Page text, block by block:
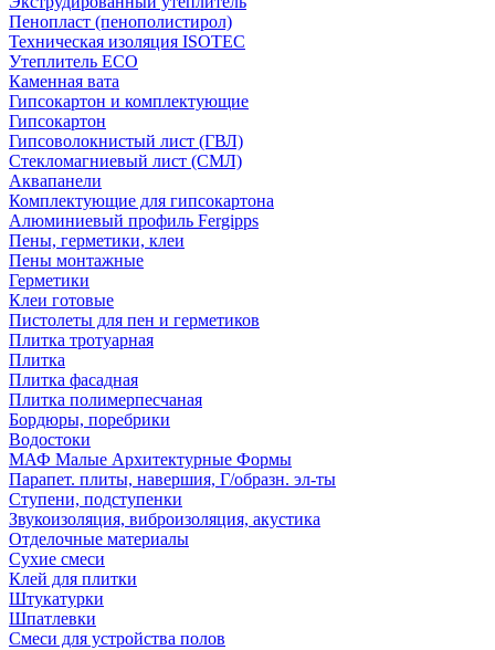
Пенопласт (пенополистирол)
Техническая изоляция ISOTEC
Утеплитель ECO
Каменная вата
Гипсокартон и комплектующие
Гипсокартон
Гипсоволокнистый лист (ГВЛ)
Стекломагниевый лист (СМЛ)
Аквапанели
Комплектующие для гипсокартона
Алюминиевый профиль Fergipps
Пены, герметики, клеи
Пены монтажные
Герметики
Клеи готовые
Пистолеты для пен и герметиков
Плитка тротуарная
Плитка
Плитка фасадная
Плитка полимерпесчаная
Бордюры, поребрики
Водостоки
МАФ Малые Архитектурные Формы
Парапет. плиты, навершия, Г/образн. эл-ты
Ступени, подступенки
Звукоизоляция, виброизоляция, акустика
Отделочные материалы
Сухие смеси
Клей для плитки
Штукатурки
Шпатлевки
Смеси для устройства полов